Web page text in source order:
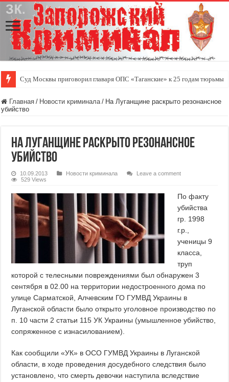
Суд Москвы приговорил главаря ОПС «Таганские» к 25 годам тюрьмы
Главная / Новости криминала / На Луганщине раскрыто резонансное
убийство
На Луганщине раскрыто резонансное
убийство
10.09.2013 Новости криминала
Leave a comment
529 Views
По факту
убийства
гр. 1998
г.р.,
ученицы 9
класса,
труп
которой с телесными повреждениями был обнаружен 3
сентября в 02.00 на территории недостроенного дома по
улице Сарматской, Алчевским ГО ГУМВД Украины в
Луганской области было открыто уголовное производство по
п. 10 части 2 статьи 115 УК Украины (умышленное убийство,
сопряженное с изнасилованием).
Как сообщили «УК» в ОСО ГУМВД Украины в Луганской
области, в ходе проведения досудебного следствия было
установлено, что смерть девочки наступила вследствие